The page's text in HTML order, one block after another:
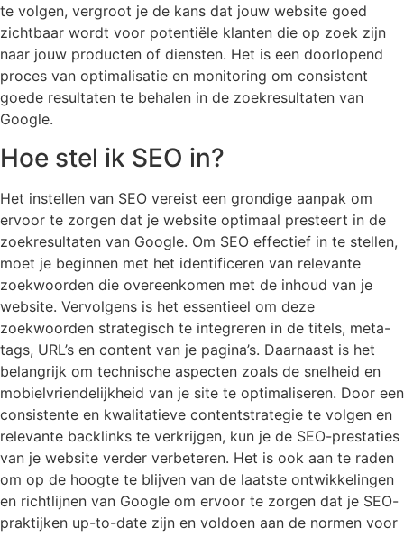
te volgen, vergroot je de kans dat jouw website goed
zichtbaar wordt voor potentiële klanten die op zoek zijn
naar jouw producten of diensten. Het is een doorlopend
proces van optimalisatie en monitoring om consistent
goede resultaten te behalen in de zoekresultaten van
Google.
Hoe stel ik SEO in?
Het instellen van SEO vereist een grondige aanpak om
ervoor te zorgen dat je website optimaal presteert in de
zoekresultaten van Google. Om SEO effectief in te stellen,
moet je beginnen met het identificeren van relevante
zoekwoorden die overeenkomen met de inhoud van je
website. Vervolgens is het essentieel om deze
zoekwoorden strategisch te integreren in de titels, meta-
tags, URL’s en content van je pagina’s. Daarnaast is het
belangrijk om technische aspecten zoals de snelheid en
mobielvriendelijkheid van je site te optimaliseren. Door een
consistente en kwalitatieve contentstrategie te volgen en
relevante backlinks te verkrijgen, kun je de SEO-prestaties
van je website verder verbeteren. Het is ook aan te raden
om op de hoogte te blijven van de laatste ontwikkelingen
en richtlijnen van Google om ervoor te zorgen dat je SEO-
praktijken up-to-date zijn en voldoen aan de normen voor